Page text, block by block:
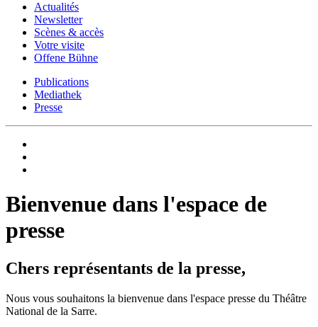
Actualités
Newsletter
Scènes & accès
Votre visite
Offene Bühne
Publications
Mediathek
Presse
Bienvenue dans l'espace de
presse
Chers représentants de la presse,
Nous vous souhaitons la bienvenue dans l'espace presse du Théâtre
National de la Sarre.